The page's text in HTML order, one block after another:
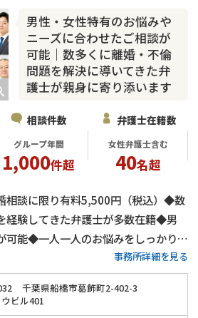
男性・女性特有のお悩みや
ニーズに合わせたご相談が
可能｜数多くに離婚・不倫
問題を解決に導いてきた弁
護士が親身に寄り添います
相談件数
グループ年間
1,000件超
弁護士在籍数
女性弁護士含む
40名超
談に限り有料5,500円（税込）◆数
経験してきた弁護士が多数在籍◆男
可能◆一人一人のお悩みをしっかりと
の典型的な特徴に合わせてサポート
高速鉄道「西船橋駅」から徒歩5分◆
題にも細かく対応
事務所詳細を見る
千葉県船橋市葛飾町2-402-3
ビル401